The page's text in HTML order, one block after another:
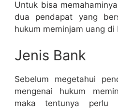
Untuk bisa
dua pendapat yang
hukum meminjam uang di
Jenis Bank
Sebelum megetahui
mengenai hukum
maka tentunya perlu